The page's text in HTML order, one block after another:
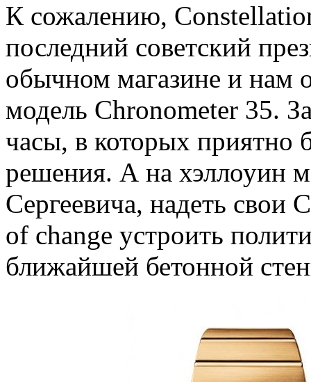
К сожалению,
последний советский
обычном магазине и нам
модель Chronometer 35.
часы, в которых приятно
решения. А на хэллоуин
Сергеевича, надеть
of change устроить
ближайшей бетонной